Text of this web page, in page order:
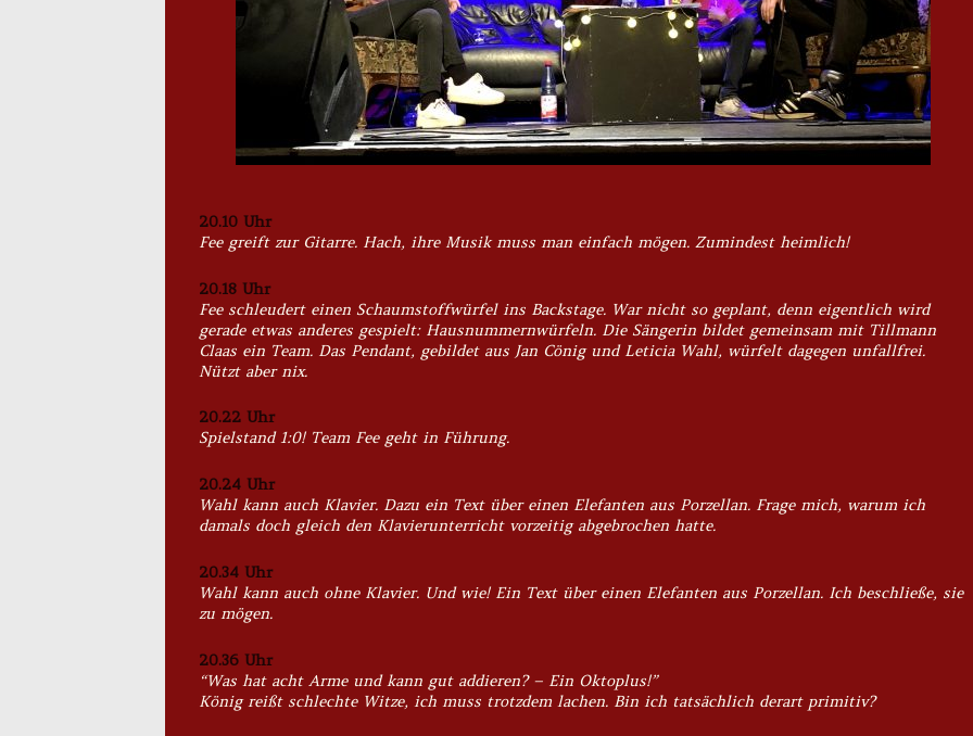
20.10 Uhr
Fee greift zur Gitarre. Hach, ihre Musik muss man einfach mögen. Zumindest heimlich!
20.18 Uhr
Fee schleudert einen Schaumstoffwürfel ins Backstage. War nicht so geplant, denn eigentlich wird
gerade etwas anderes gespielt: Hausnummernwürfeln. Die Sängerin bildet gemeinsam mit Tillmann
Claas ein Team. Das Pendant, gebildet aus Jan Cönig und Leticia Wahl, würfelt dagegen unfallfrei.
Nützt aber nix.
20.22 Uhr
Spielstand 1:0! Team Fee geht in Führung.
20.24 Uhr
Wahl kann auch Klavier. Dazu ein Text über einen Elefanten aus Porzellan. Frage mich, warum ich
damals doch gleich den Klavierunterricht vorzeitig abgebrochen hatte.
20.34 Uhr
Wahl kann auch ohne Klavier. Und wie! Ein Text über einen Elefanten aus Porzellan. Ich beschließe, sie
zu mögen.
20.36 Uhr
“Was hat acht Arme und kann gut addieren? – Ein Oktoplus!”
König reißt schlechte Witze, ich muss trotzdem lachen. Bin ich tatsächlich derart primitiv?